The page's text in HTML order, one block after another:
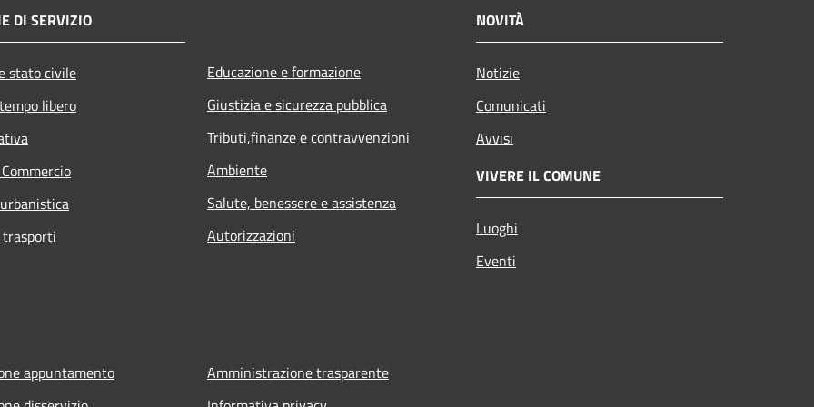
DI SERVIZIO
stato civile
libero
Educazione e formazione
Giustizia e sicurezza pubblica
Tributi,finanze e contravvenzioni
Ambiente
Salute, benessere e assistenza
Autorizzazioni
NOVITÀ
Notizie
Comunicati
Avvisi
VIVERE IL COMUNE
Luoghi
Eventi
appuntamento
Amministrazione trasparente